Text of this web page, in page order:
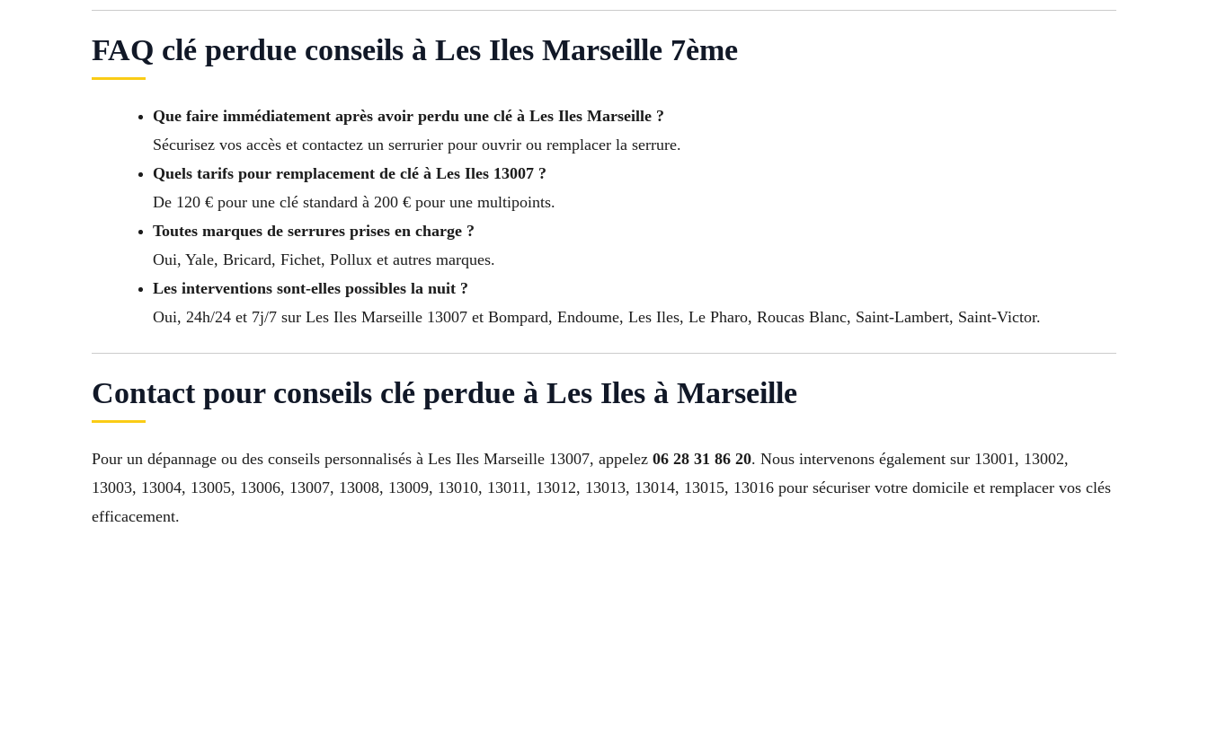
FAQ clé perdue conseils à Les Iles Marseille 7ème
Que faire immédiatement après avoir perdu une clé à Les Iles Marseille ?
Sécurisez vos accès et contactez un serrurier pour ouvrir ou remplacer la serrure.
Quels tarifs pour remplacement de clé à Les Iles 13007 ?
De 120 € pour une clé standard à 200 € pour une multipoints.
Toutes marques de serrures prises en charge ?
Oui, Yale, Bricard, Fichet, Pollux et autres marques.
Les interventions sont-elles possibles la nuit ?
Oui, 24h/24 et 7j/7 sur Les Iles Marseille 13007 et Bompard, Endoume, Les Iles, Le Pharo, Roucas Blanc, Saint-Lambert, Saint-Victor.
Contact pour conseils clé perdue à Les Iles à Marseille
Pour un dépannage ou des conseils personnalisés à Les Iles Marseille 13007, appelez 06 28 31 86 20. Nous intervenons également sur 13001, 13002,
13003, 13004, 13005, 13006, 13007, 13008, 13009, 13010, 13011, 13012, 13013, 13014, 13015, 13016 pour sécuriser votre domicile et remplacer vos clés
efficacement.